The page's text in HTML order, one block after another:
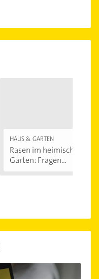
HAUS & GARTEN
Rasen im heimischen
Garten: Fragen...